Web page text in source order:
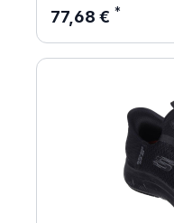
Regulärer Preis:
77,68 €